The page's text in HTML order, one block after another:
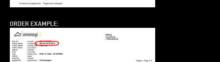
ORDER EXAMPLE: